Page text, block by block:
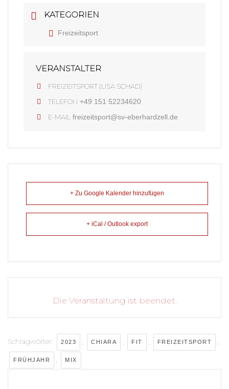
KATEGORIEN
Freizeitsport
VERANSTALTER
FREIZEITSPORT (LISA SCHAD)
TELEFON +49 151 52234620
E-MAIL freizeitsport@sv-eberhardzell.de
+ Zu Google Kalender hinzufügen
+ iCal / Outlook export
Die Veranstaltung ist beendet.
Schlagwörter: 2023 , CHIARA , FIT , FREIZEITSPORT ,
FRÜHJAHR , MIX